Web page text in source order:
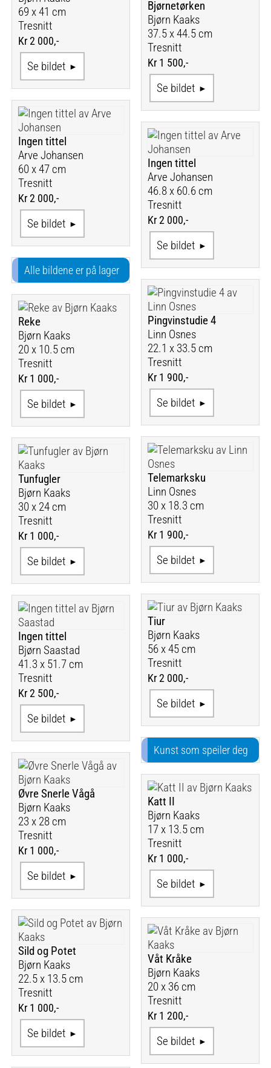
69 x 41 cm
Tresnitt
Kr 2 000,-
Se bildet
Bjørnetørken
Bjørn Kaaks
37.5 x 44.5 cm
Tresnitt
Kr 1 500,-
Se bildet
Ingen tittel
Arve Johansen
60 x 47 cm
Tresnitt
Kr 2 000,-
Se bildet
Ingen tittel
Arve Johansen
46.8 x 60.6 cm
Tresnitt
Kr 2 000,-
Se bildet
Alle bildene er på lager
Pingvinstudie 4
Linn Osnes
22.1 x 33.5 cm
Tresnitt
Kr 1 900,-
Se bildet
Reke
Bjørn Kaaks
20 x 10.5 cm
Tresnitt
Kr 1 000,-
Se bildet
Telemarksku
Linn Osnes
30 x 18.3 cm
Tresnitt
Kr 1 900,-
Se bildet
Tunfugler
Bjørn Kaaks
30 x 24 cm
Tresnitt
Kr 1 000,-
Se bildet
Tiur
Bjørn Kaaks
56 x 45 cm
Tresnitt
Kr 2 000,-
Se bildet
Ingen tittel
Bjørn Saastad
41.3 x 51.7 cm
Tresnitt
Kr 2 500,-
Se bildet
Kunst som speiler deg
Øvre Snerle Vågå
Bjørn Kaaks
23 x 28 cm
Tresnitt
Kr 1 000,-
Se bildet
Katt II
Bjørn Kaaks
17 x 13.5 cm
Tresnitt
Kr 1 000,-
Se bildet
Sild og Potet
Bjørn Kaaks
22.5 x 13.5 cm
Tresnitt
Kr 1 000,-
Se bildet
Våt Kråke
Bjørn Kaaks
20 x 36 cm
Tresnitt
Kr 1 200,-
Se bildet